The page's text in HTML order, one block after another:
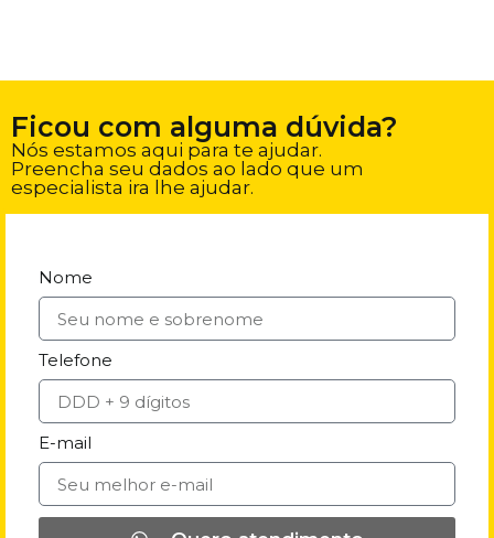
Ficou com alguma dúvida?
Nós estamos aqui para te ajudar.
Preencha seu dados ao lado que um
especialista ira lhe ajudar.
Nome
Telefone
E-mail